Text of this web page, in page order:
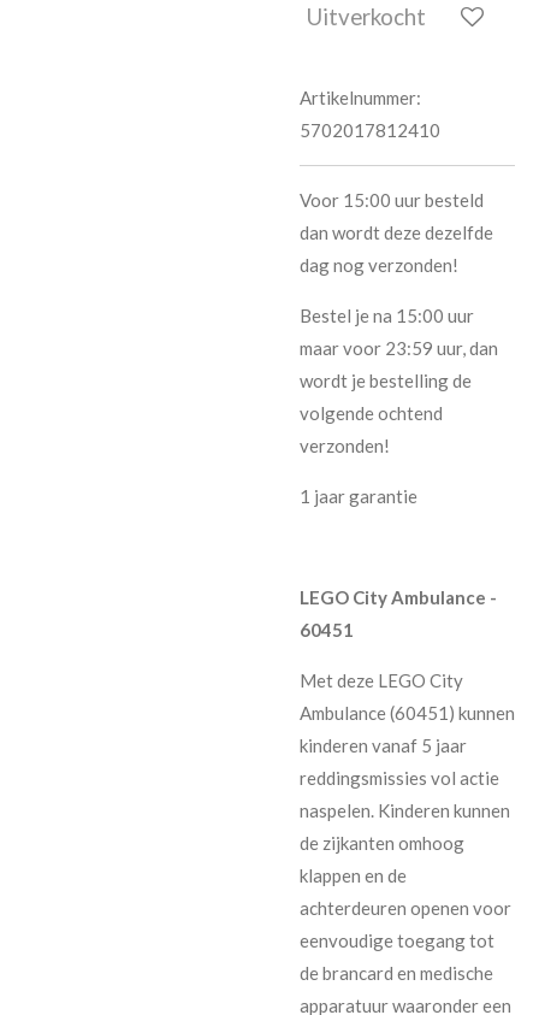
Uitverkocht
Artikelnummer:
5702017812410
Voor 15:00 uur besteld
dan wordt deze dezelfde
dag nog verzonden!
Bestel je na 15:00 uur
maar voor 23:59 uur, dan
wordt je bestelling de
volgende ochtend
verzonden!
1 jaar garantie
LEGO City Ambulance -
60451
Met deze LEGO City
Ambulance (60451) kunnen
kinderen vanaf 5 jaar
reddingsmissies vol actie
naspelen. Kinderen kunnen
de zijkanten omhoog
klappen en de
achterdeuren openen voor
eenvoudige toegang tot
de brancard en medische
apparatuur waaronder een